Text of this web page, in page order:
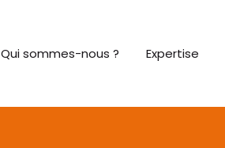
Qui sommes-nous ? Expertise